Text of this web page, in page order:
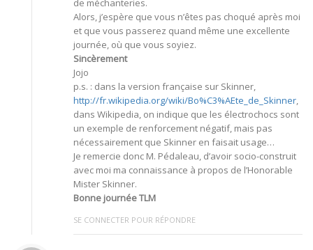
de méchanteries.
Alors, j’espère que vous n’êtes pas choqué après moi
et que vous passerez quand même une excellente
journée, où que vous soyiez.
Sincèrement
Jojo
p.s. : dans la version française sur Skinner,
http://fr.wikipedia.org/wiki/Bo%C3%AEte_de_Skinner,
dans Wikipedia, on indique que les électrochocs sont
un exemple de renforcement négatif, mais pas
nécessairement que Skinner en faisait usage…
Je remercie donc M. Pédaleau, d’avoir socio-construit
avec moi ma connaissance à propos de l’Honorable
Mister Skinner.
Bonne journée TLM
SE CONNECTER POUR RÉPONDRE